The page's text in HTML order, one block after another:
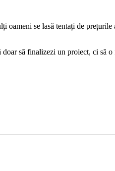
oameni se lasă tentați de
să finalizezi un proiect, ci să